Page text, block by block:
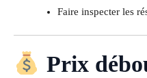
Faire inspecter les
Prix